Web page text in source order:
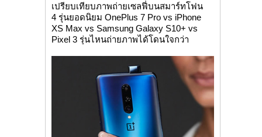
เปรียบเทียบภาพถ่ายเซลฟี่บนสมาร์ทโฟน
4 รุ่นยอดนิยม OnePlus 7 Pro vs iPhone
XS Max vs Samsung Galaxy S10+ vs
Pixel 3 รุ่นไหนถ่ายภาพได้โดนใจกว่า